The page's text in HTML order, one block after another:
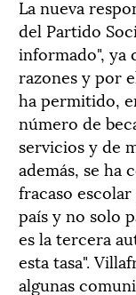
La nueva
del Partido
informado", ya
razones y por
ha permitido,
número de
servicios y de
además, se ha
fracaso
país y no solo
es la tercera
esta tasa".
algunas